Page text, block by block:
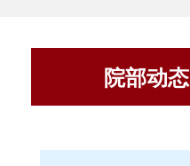
院部动态